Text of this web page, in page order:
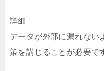
詳細
データが外部に漏れない
策を講じることが必要で